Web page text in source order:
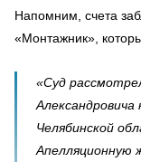
Напомним, счета
«Монтажник»,
«Суд
Челябинской
Апелляционную